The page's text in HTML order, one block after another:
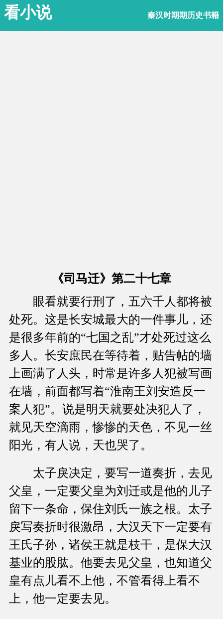
看小说 秦汉时期期历史书籍
《司马迁》第二十七章
眼看就要行刑了，五六千人都将被
处死。这是长安城最大的一件事儿，还
是很多年前的“七国之乱”才处死过这么
多人。长安庶民在等待着，贴告帖的墙
上画满了人头，时常是许多人犯被写画
在墙，前面都写着“淮南王刘安造反一
案人犯”。说是明天就要处决犯人了，
就见天空滴雨，惨惨的天色，不见一丝
阳光，有人说，天也哭了。
太子戾决定，要写一道奏折，去见
父皇，一定要父皇为刘迁或是他的儿子
留下一条命，保住刘氏一族之根。太子
戾写奏折时很激昂，大汉天下一定要有
王氏子孙，诸侯王就是枝干，是保大汉
基业的股肱。他要去见父皇，也知道父
皇有点儿看不上他，不管看得上看不
上，他一定要去见。